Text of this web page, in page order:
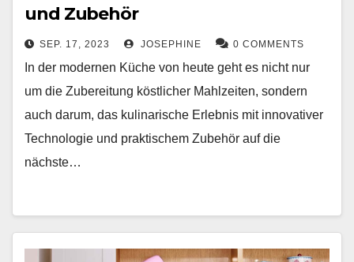
und Zubehör
SEP. 17, 2023 JOSEPHINE 0 COMMENTS
In der modernen Küche von heute geht es nicht nur
um die Zubereitung köstlicher Mahlzeiten, sondern
auch darum, das kulinarische Erlebnis mit innovativer
Technologie und praktischem Zubehör auf die
nächste…